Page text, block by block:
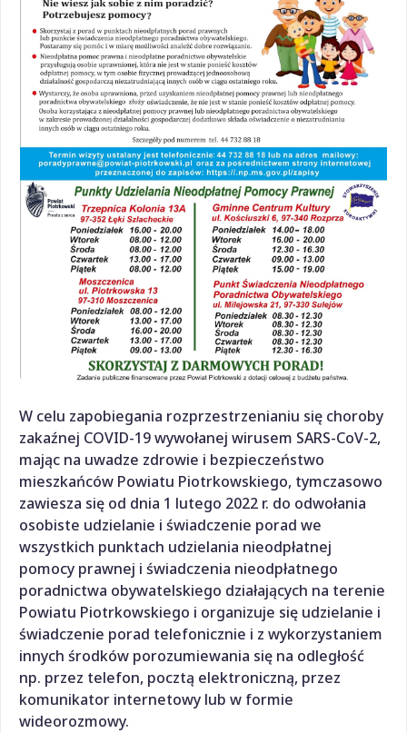
W celu zapobiegania rozprzestrzenianiu się choroby
zakaźnej COVID-19 wywołanej wirusem SARS-CoV-2,
mając na uwadze zdrowie i bezpieczeństwo
mieszkańców Powiatu Piotrkowskiego, tymczasowo
zawiesza się od dnia 1 lutego 2022 r. do odwołania
osobiste udzielanie i świadczenie porad we
wszystkich punktach udzielania nieodpłatnej
pomocy prawnej i świadczenia nieodpłatnego
poradnictwa obywatelskiego działających na terenie
Powiatu Piotrkowskiego i organizuje się udzielanie i
świadczenie porad telefonicznie i z wykorzystaniem
innych środków porozumiewania się na odległość
np. przez telefon, pocztą elektroniczną, przez
komunikator internetowy lub w formie
wideorozmowy.